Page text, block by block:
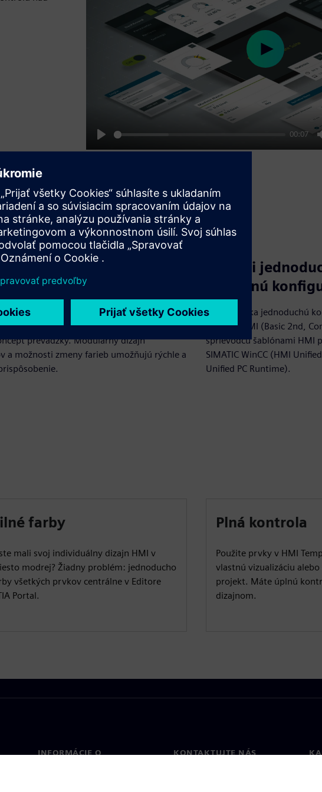
Play
00:07
Play
a zjednodušte proces
k desiatkam prvkov, ktoré môžete rýchlo
a vytvoriť moderný, užívateľsky prívetivý a
prevádzky. Modulárny dizajn
a možnosti zmeny farieb umožňujú rýchle a
Užite si
príjemnú
Balík ponúka jednoduchú
SIMATIC HMI (Basic 2nd,
sprievodcu šablónami HMI
SIMATIC WinCC (HMI
Unified PC Runtime).
farby
mali svoj individuálny dizajn HMI v
modrej? Žiadny problém: jednoducho
všetkých prvkov centrálne v Editore
Portal.
Plná kontrola
Použite prvky v HMI
vlastnú vizualizáciu
projekt. Máte úplnú
dizajnom.
INFORMÁCIE O
KONTAKTUJTE NÁS